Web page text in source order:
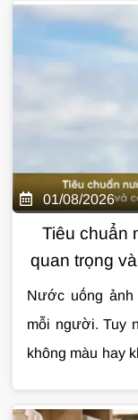
01/08/2026
Tiêu chuẩn
quan trọng
Nước uống
mỗi người. Tuy
không màu hay
giúp bạn đánh
nước uốngqua